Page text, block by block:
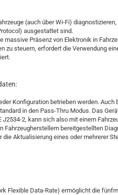
(auch über Wi-Fi)
ausgestattet sind.
massive Präsenz von Elektronik in
zu steuern, erfordert die Verwendung
Konfiguration betrieben werden. Auch
in den Pass-Thru Modus. Das
J2534-2, kann sich also mit einem
Fahrzeugherstellern bereitgestellten
Aktualisierung eines oder mehrerer
Flexible Data-Rate) ermöglicht die